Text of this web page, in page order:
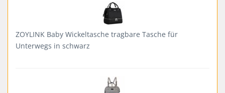
ZOYLINK Baby Wickeltasche tragbare Tasche für
Unterwegs in schwarz